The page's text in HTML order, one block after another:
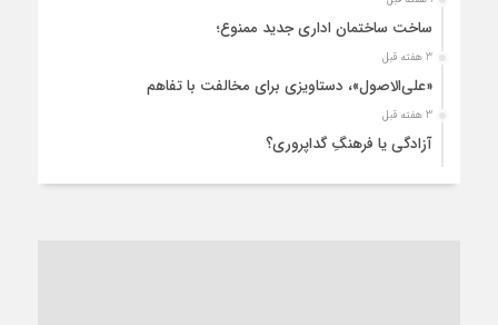
ساخت ساختمان اداری جدید ممنوع؛
3 هفته قبل
«علی‌الاصول»، دستاویزی برای مخالفت با تفاهم
3 هفته قبل
آزادگی یا فرهنگِ گداپروری؟